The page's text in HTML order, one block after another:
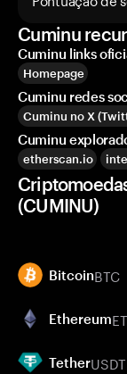
Cuminu
Cuminu links
Homepage
Cuminu redes
Cuminu no X
Cuminu
etherscan.io
(CUMINU)
BitcoinBTC
Ethereum
TetherUSDT